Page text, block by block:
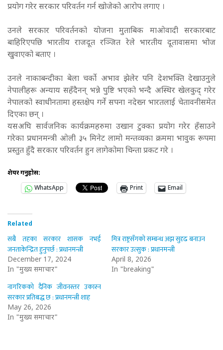
प्रयोग गरेर सरकार परिवर्तन गर्न खोजेको आरोप लगाए ।
उनले सरकार परिवर्तनको योजना मुताबिक माओवादी सरकारबाट
बाहिरिएपछि भारतीय राजदूत रञ्जित रेले भारतीय दूतावासमा भोज
खुवाएको बताए ।
उनले नाकाबन्दीका बेला चर्को अभाव झेलेर पनि देशभक्ति देखाउनुले
नेपालीहरू अन्याय सहँदैनन् भन्ने पुष्टि भएको भन्दै अस्थिर खेलकुद् गरेर
नेपालको स्वाधीनतामा हस्तक्षेप गर्ने सपना नदेख्न भारतलाई चेतावनीसमेत
दिएका छन् ।
यसअघि सार्वजनिक कार्यक्रमहरुमा उखान टुक्का प्रयोग गरेर हँसाउने
गरेका प्रधानमन्त्री ओली ३५ मिनेट लामो मन्तव्यका क्रममा भावुक रूपमा
प्रस्तुत हुँदै सरकार परिवर्तन हुन लागेकोमा चिन्ता प्रकट गरे ।
शेयर गर्नुहोस:
WhatsApp
Print Email
Related
सबै तहका सरकार शासक नभई
जनताकेन्द्रित हुनुपर्छ : प्रधानमन्त्री
December 17, 2024
In "मुख्य समाचार"
मित्र राष्ट्रसँगको सम्बन्ध अझ सुदृढ बनाउन
सरकार उत्सुक : प्रधानमन्त्री
April 8, 2026
In "breaking"
नागरिकको दैनिक जीवनस्तर उकास्न
सरकार प्रतिबद्ध छ : प्रधानमन्त्री शाह
May 26, 2026
In "मुख्य समाचार"